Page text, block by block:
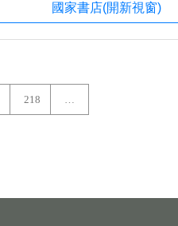
國家書店(開新視窗)
218
…